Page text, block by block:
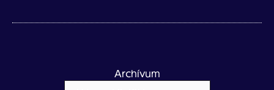
Archívum